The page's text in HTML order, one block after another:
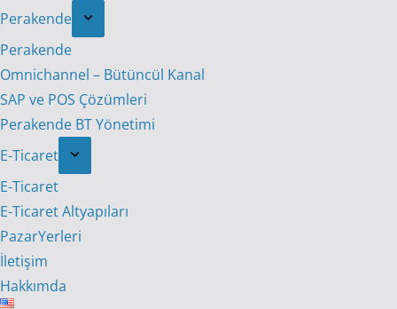
Perakende
Perakende
Omnichannel – Bütüncül Kanal
SAP ve POS Çözümleri
Perakende BT Yönetimi
E-Ticaret
E-Ticaret
E-Ticaret Altyapıları
PazarYerleri
İletişim
Hakkımda